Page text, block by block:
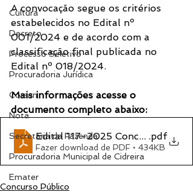
Cultura
Decreto
Processo Seletivo
Procuradoria Jurídica
Corsan
Nota
Secretaria da Fazenda
Procuradoria Municipal de Cidreira
Emater
A convocação segue os critérios
estabelecidos no Edital nº
001/2024 e de acordo com a
classificação final publicada no
Edital nº 018/2024.
Mais informações acesse o
documento completo abaixo:
Edital 117-2025 Concurso.pdf
Fazer download de PDF • 434KB
Concurso Público